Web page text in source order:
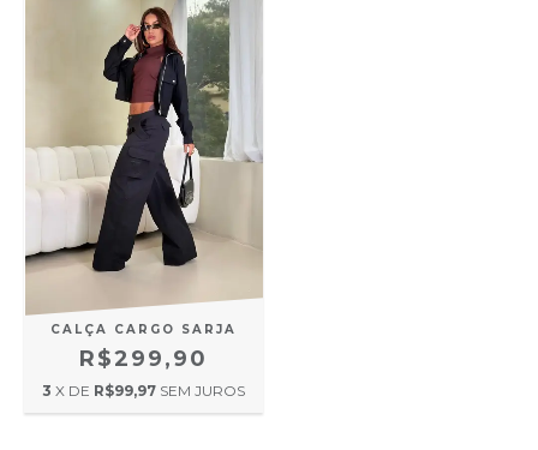
CALÇA CARGO SARJA
R$299,90
3 X DE R$99,97 SEM JUROS